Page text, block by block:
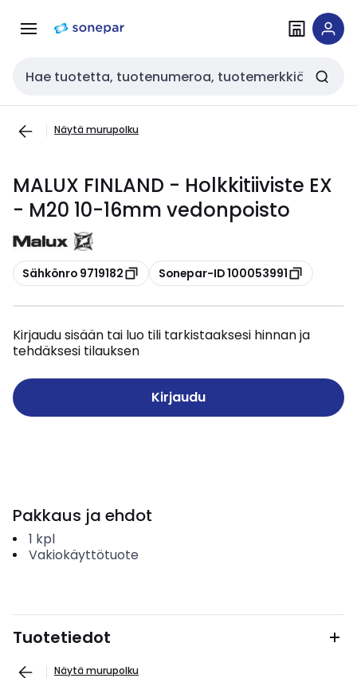
navigointiinsisältöön
Haku
Näytä murupolku
MALUX FINLAND - Holkkitiiviste EX
- M20 10-16mm vedonpoisto
Kopioi
Sähkönro 9719182 Kopioi
Sonepar-ID 100053991
Kirjaudu sisään tai luo tili tarkistaaksesi hinnan ja
tehdäksesi tilauksen
Kirjaudu
Pakkaus ja ehdot
1 kpl
Vakiokäyttötuote
Tuotetiedot
Näytä murupolku